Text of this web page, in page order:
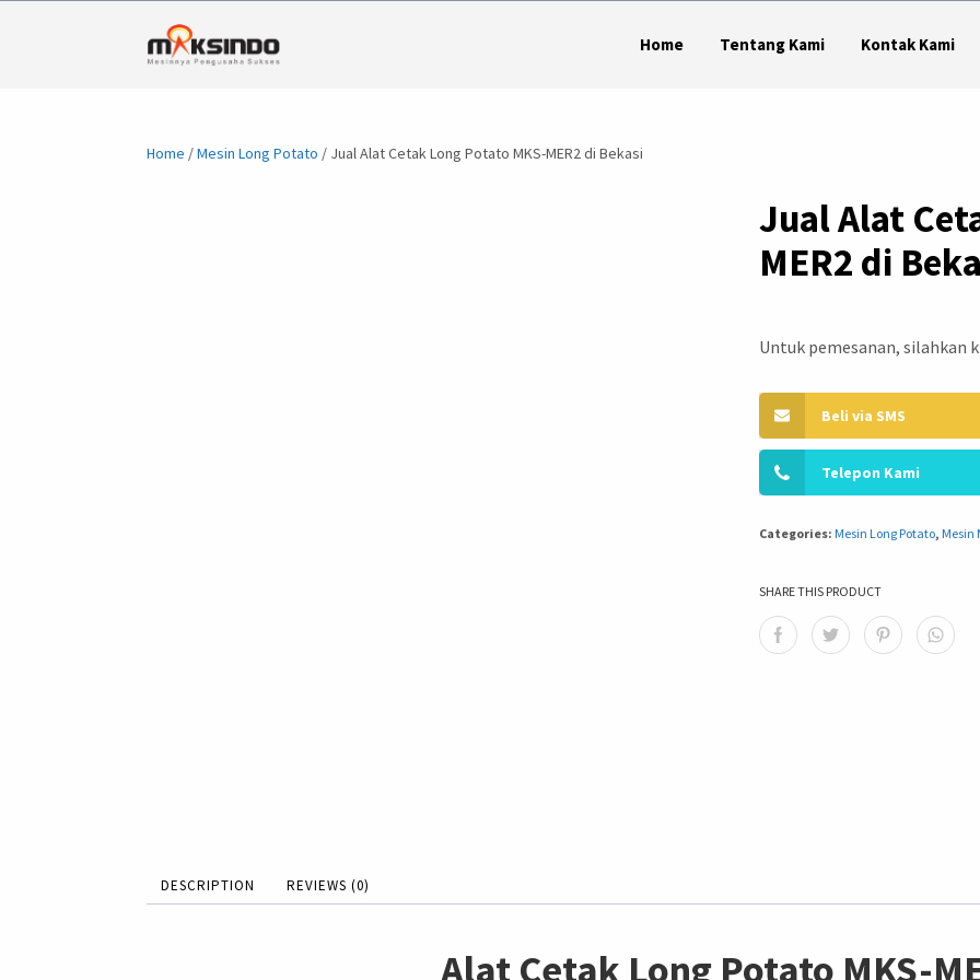
Home Tentang Kami Kontak Kami
Home /Mesin Long Potato / Jual Alat Cetak Long Potato MKS-MER2 di Bekasi
Jual Alat
MER2 di
Untuk pemesanan, silahkan
Beli via SMS
Telepon Kami
Categories: Mesin Long Potato, Mesin
SHARE THIS PRODUCT
DESCRIPTION REVIEWS (0)
Alat Cetak Long Potato MKS-